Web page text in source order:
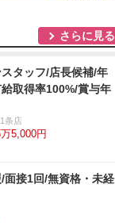
さらに見る
タッフ/店長候補/年
取得率100%/賞与年
条店
5,000円
面接1回/無資格・未経